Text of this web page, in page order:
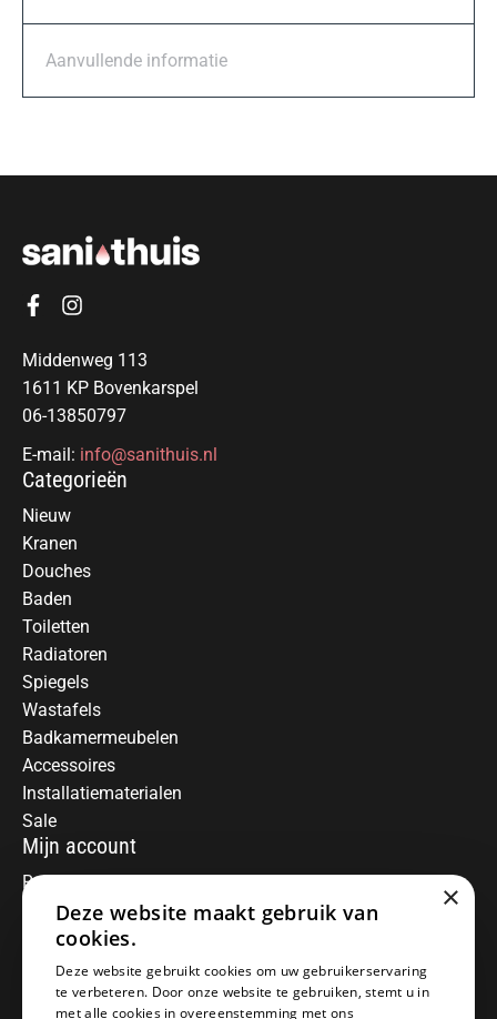
Aanvullende informatie
Middenweg 113
1611 KP Bovenkarspel
06-13850797
E-mail: info@sanithuis.nl
Categorieën
Nieuw
Kranen
Douches
Baden
Toiletten
Radiatoren
Spiegels
Wastafels
Badkamermeubelen
Accessoires
Installatiematerialen
Sale
Mijn account
Registreren
Mijn bestellingen
Informatie
Over ons
Algemene voorwaarden
×
Deze website maakt gebruik van
cookies.
Deze website gebruikt cookies om uw gebruikerservaring
te verbeteren. Door onze website te gebruiken, stemt u in
met alle cookies in overeenstemming met ons